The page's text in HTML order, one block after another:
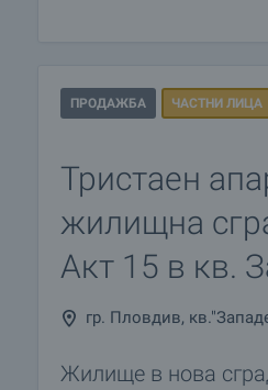
ПРОДАЖБА ЧАСТНИ ЛИЦА
Тристаен
жилищна
Акт 15 в кв.
гр. Пловдив,
Жилище в нова